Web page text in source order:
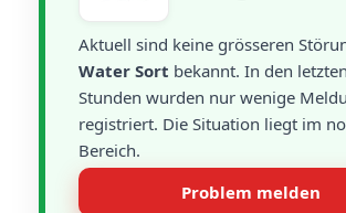
Aktuell sind keine grösseren
Water Sort bekannt. In den
Stunden wurden nur wenige
registriert. Die Situation liegt im
Bereich.
Problem melden